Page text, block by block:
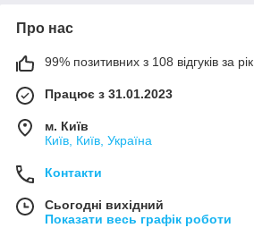
Про нас
99% позитивних з 108 відгуків за рік
Працює з 31.01.2023
м. Київ
Київ, Київ, Україна
Контакти
Сьогодні вихідний
Показати весь графік роботи